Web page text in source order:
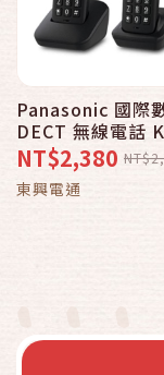
Panasonic 國際
DECT 無線電話
TGB312 TW雙手
色款/紅色款可選
NT$2,380
東興電通